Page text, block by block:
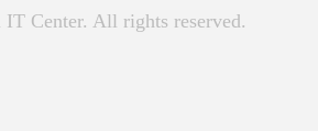
Center. All rights reserved.